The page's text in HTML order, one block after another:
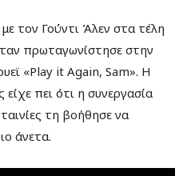
τον Γούντι Άλεν στα τέλη
πρωταγωνίστησε στην
«Play it Again, Sam». Η
πει ότι η συνεργασία
τη βοήθησε να
άνετα.